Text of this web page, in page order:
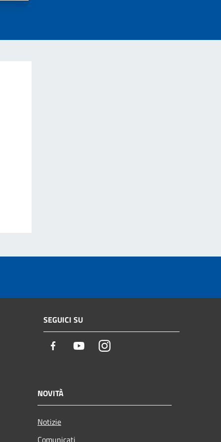
SEGUICI SU
Facebook YoutubeInstagram
NOVITÀ
Notizie
Comunicati